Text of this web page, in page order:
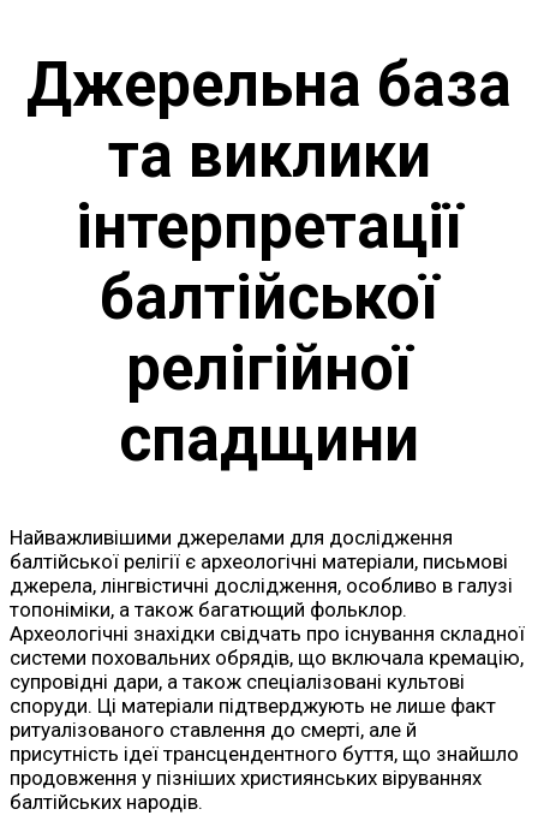
Джерельна база
та виклики
інтерпретації
балтійської
релігійної
спадщини
Найважливішими джерелами для дослідження
балтійської релігії є археологічні матеріали, письмові
джерела, лінгвістичні дослідження, особливо в галузі
топоніміки, а також багатющий фольклор.
Археологічні знахідки свідчать про існування складної
системи поховальних обрядів, що включала кремацію,
супровідні дари, а також спеціалізовані культові
споруди. Ці матеріали підтверджують не лише факт
ритуалізованого ставлення до смерті, але й
присутність ідеї трансцендентного буття, що знайшло
продовження у пізніших християнських віруваннях
балтійських народів.